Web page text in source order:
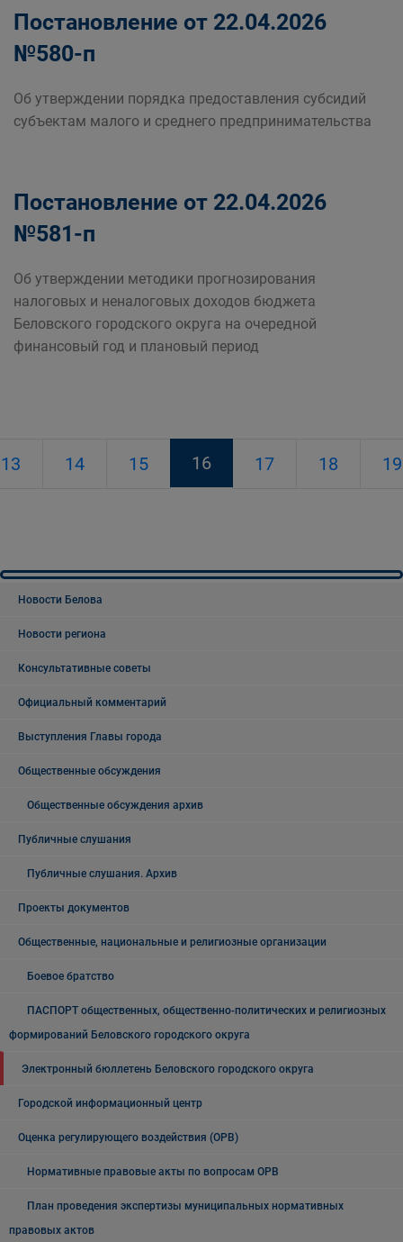
Постановление от 22.04.2026
№580-п
Об утверждении порядка предоставления субсидий
субъектам малого и среднего предпринимательства
Постановление от 22.04.2026
№581-п
Об утверждении методики прогнозирования
налоговых и неналоговых доходов бюджета
Беловского городского округа на очередной
финансовый год и плановый период
13 14 15 16 17 18 19
Новости Белова
Новости региона
Консультативные советы
Официальный комментарий
Выступления Главы города
Общественные обсуждения
Общественные обсуждения архив
Публичные слушания
Публичные слушания. Архив
Проекты документов
Общественные, национальные и религиозные организации
Боевое братство
ПАСПОРТ общественных, общественно-политических и религиозных
формирований Беловского городского округа
Электронный бюллетень Беловского городского округа
Городской информационный центр
Оценка регулирующего воздействия (ОРВ)
Нормативные правовые акты по вопросам ОРВ
План проведения экспертизы муниципальных нормативных
правовых актов